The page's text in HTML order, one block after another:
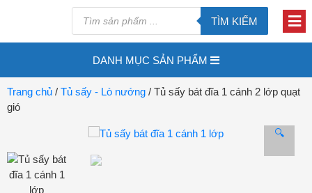
TÌM KIẾM
DANH MỤC SẢN PHẨM
Trang chủ / Tủ sấy - Lò nướng / Tủ sấy bát đĩa 1 cánh 2 lớp quạt
gió
🔍